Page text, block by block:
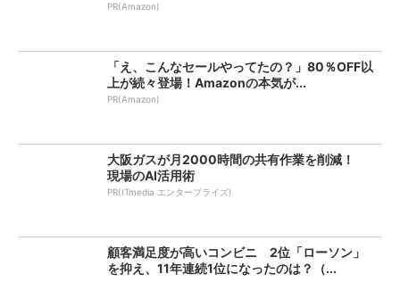
PR(Amazon)
「え、こんなセールやってたの？」80％OFF以
上が続々登場！Amazonの本気が...
PR(Amazon)
大阪ガスが月2000時間の共有作業を削減！
現場のAI活用術
PR(ITmedia エンタープライズ)
顧客満足度が高いコンビニ 2位「ローソン」
を抑え、11年連続1位になったのは？（...